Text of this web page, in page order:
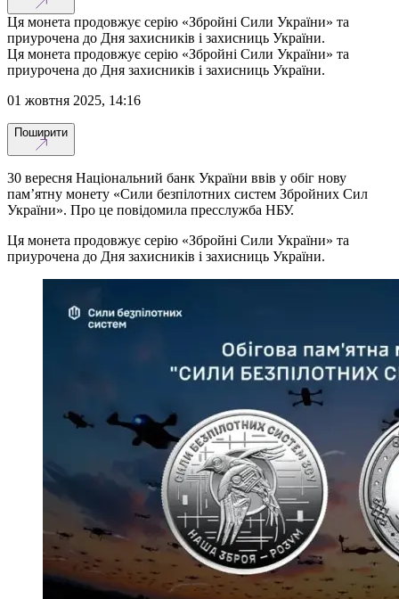
Ця монета продовжує серію «Збройні Сили України» та
приурочена до Дня захисників і захисниць України.
Ця монета продовжує серію «Збройні Сили України» та
приурочена до Дня захисників і захисниць України.
01 жовтня 2025, 14:16
Поширити
30 вересня Національний банк України ввів у обіг нову
пам’ятну монету «Сили безпілотних систем Збройних Сил
України». Про це повідомила пресслужба НБУ.
Ця монета продовжує серію «Збройні Сили України» та
приурочена до Дня захисників і захисниць України.